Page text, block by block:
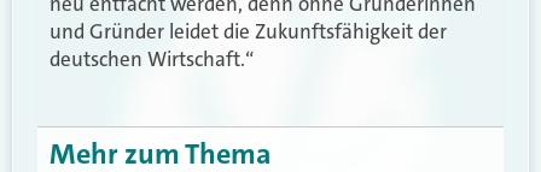
und Gründer leidet die Zukunftsfähigkeit der
deutschen Wirtschaft.“
Mehr zum Thema